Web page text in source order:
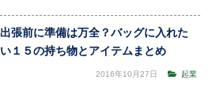
出張前に準備は万全？バッグに入れた
い１５の持ち物とアイテムまとめ
2016年10月27日 起業